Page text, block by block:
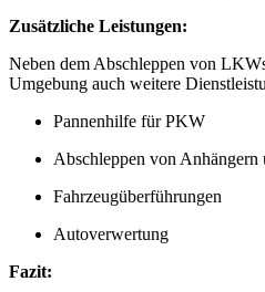
Zusätzliche Leistungen:
Neben dem Abschleppen von
Umgebung auch weitere
Pannenhilfe für PKW
Abschleppen von Anhängern
Fahrzeugüberführungen
Autoverwertung
Fazit: